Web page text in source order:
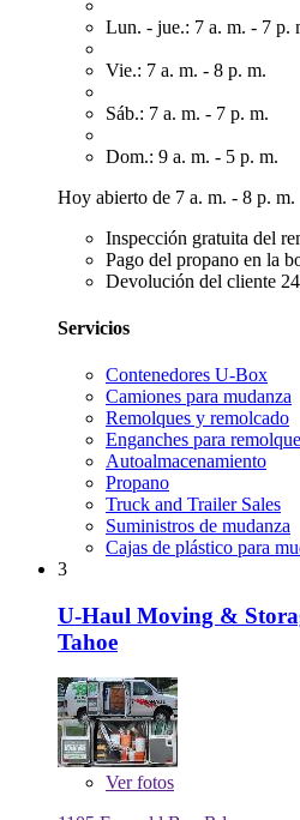
Lun. - jue.: 7 a. m. - 7 p.
Vie.: 7 a. m. - 8 p. m.
Sáb.: 7 a. m. - 7 p. m.
Dom.: 9 a. m. - 5 p. m.
Hoy abierto de 7 a. m. - 8 p. m.
Inspección gratuita del
Pago del propano en la
Devolución del cliente
Servicios
Contenedores U-Box
Camiones para mudanza
Remolques y remolcado
Enganches para remolque
Autoalmacenamiento
Propano
Truck and Trailer Sales
Suministros de mudanza
Cajas de plástico para
3
U-Haul Moving &
Tahoe
Verfotos